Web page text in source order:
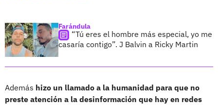
Farándula
“Tú eres el hombre más especial, yo me
casaría contigo”. J Balvin a Ricky Martin
Además hizo un llamado a la humanidad para que no
preste atención a la desinformación que hay en redes